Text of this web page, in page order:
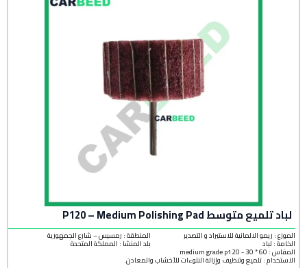
لباد تلميع متوسط P120 – Medium Polishing Pad
الموزع : ريمو الالمانية للاستيراد و التصدير
الخامة :لباد
المنطقة : رمسيس – شارع الجمهورية
بلد المنشأ :المملكة المتحدة
المقاس : 60 * 30 - medium grade p120
الاستخدام : تلميع وتنظيف وإزالة النتوءات للأخشاب والمعادن.